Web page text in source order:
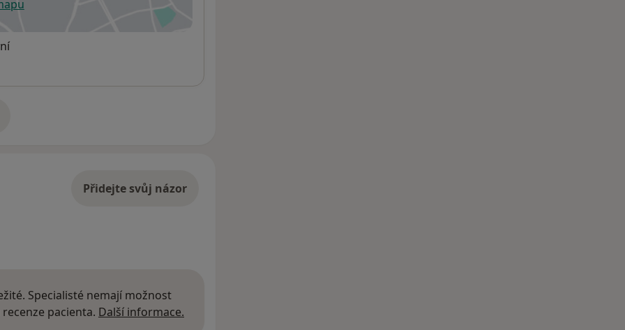
v nové záložce
Přidejte svůj názor
Specialisté nemají možnost
pacienta. Další informace.